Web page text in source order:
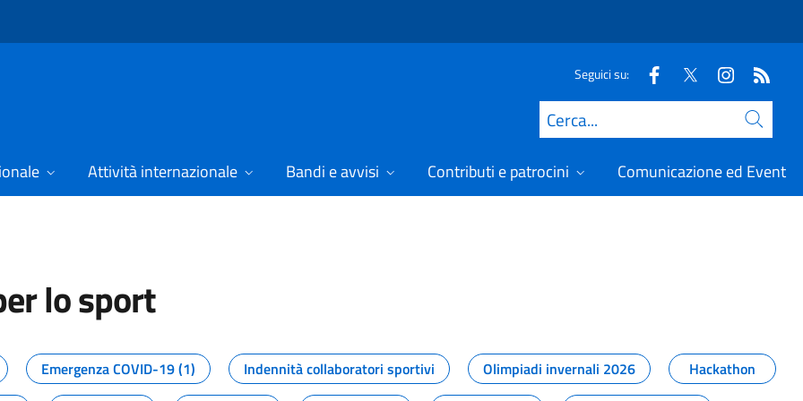
Seguici su:
Cerca
Attività internazionale Bandi e avvisi Contributi e patrocini Comunicazione ed Eventi
lo sport
dal Dipartimento per lo sport
Emergenza COVID-19 (1) Indennità collaboratori sportivi Olimpiadi invernali 2026
Hackathon